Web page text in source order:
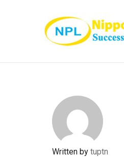
Written by tuptn